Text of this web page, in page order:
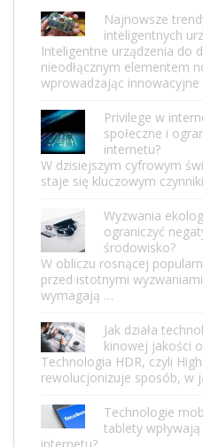
Najnowsze
inteligentnych
Inteligentne urządzenia do
nieodłącznym elementem
wprowadzając
Privilege w
społeczne i
internetu?
W dzisiejszym cyfrowym
staje się kluczowym
Wyzwania
ograniczyć
środowisko?
W obliczu rosnącej
przed istotnymi
wymagają …
Jak działa
kinowej jakości
Technologia HDR, czyli
rewolucjonizuje sposób, w
Technologie
tablety